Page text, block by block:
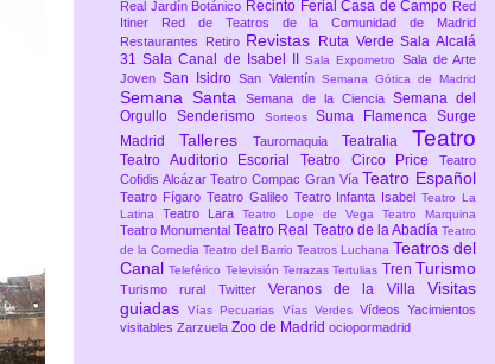
Real Jardín Botánico Recinto Ferial Casa de Campo Red
Itiner
Red de Teatros de la Comunidad de Madrid
Restaurantes
Retiro Revistas Ruta VerdeSala Alcalá
31Sala Canal de Isabel IISala Expometro Sala de Arte
JovenSan IsidroSan Valentín Semana Gótica de Madrid
Semana Santa Semana de la Ciencia Semana del
Orgullo Senderismo SorteosSuma FlamencaSurge
Madrid Talleres Tauromaquia Teatralia Teatro
Teatro Auditorio Escorial Teatro Circo Price Teatro
Cofidis AlcázarTeatro Compac Gran Vía Teatro Español
Teatro Fígaro Teatro Galileo Teatro Infanta IsabelTeatro La
Latina Teatro LaraTeatro Lope de Vega Teatro Marquina
Teatro Monumental Teatro Real Teatro de la Abadía Teatro
de la Comedia Teatro del Barrio Teatros Luchana Teatros del
CanalTeleférico TelevisiónTerrazasTertulias Tren Turismo
Turismo rural Twitter Veranos de la VillaVisitas
guiadasVías Pecuarias Vías Verdes VídeosYacimientos
visitables Zarzuela Zoo de Madrid ociopormadrid